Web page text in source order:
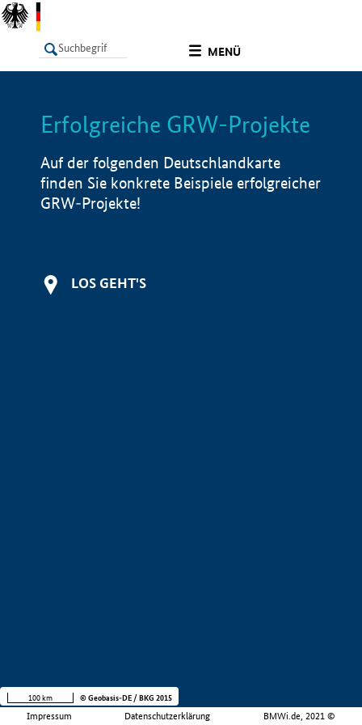
MENÜ
LISTE Info
Erfolgreiche GRW-Projekte
Auf der folgenden Deutschlandkarte
finden Sie konkrete Beispiele erfolgreicher
GRW-Projekte!
LOS GEHT'S
Impressum Datenschutzerklärung BMWi.de, 2021 ©
100 km © Geobasis-DE / BKG 2015